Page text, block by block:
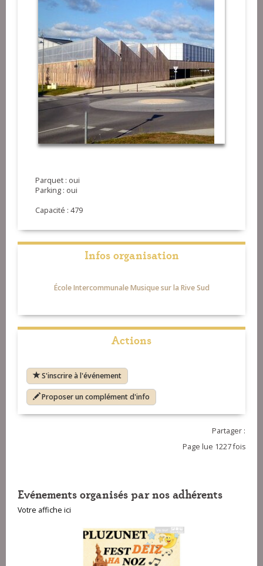
Parquet : oui
Parking : oui
Capacité : 479
Infos organisation
École Intercommunale Musique sur la Rive Sud
Actions
S'inscrire à l'événement
Proposer un complément d'info
Partager :
Page lue 1227 fois
Evénements organisés par nos adhérents
Votre affiche ici